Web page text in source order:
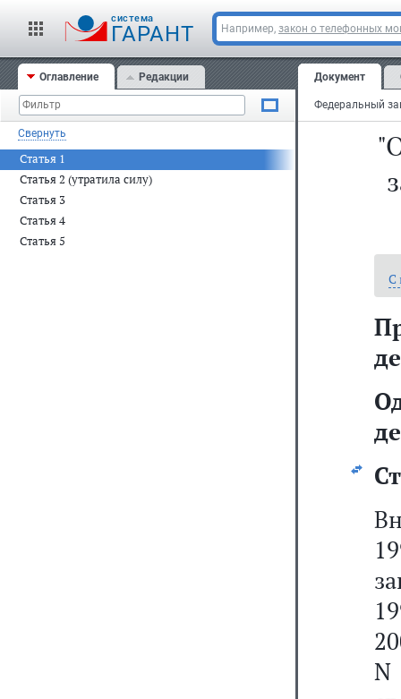
cистема
ГАРАНТ Например, закон о телефонных
Оглавление Редакции
Свернуть
Статья 1
Статья 2 (утратила силу)
Статья 3
Статья 4
Статья 5
Документ
С
N